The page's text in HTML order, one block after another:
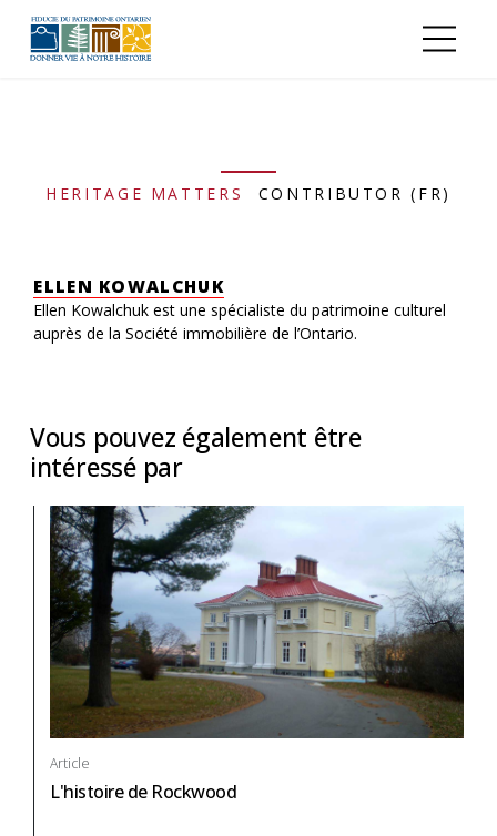
HERITAGE MATTERS CONTRIBUTOR (FR)
ELLEN KOWALCHUK
Ellen Kowalchuk est une spécialiste du patrimoine culturel
auprès de la Société immobilière de l’Ontario.
Vous pouvez également être
intéressé par
Article
L'histoire de Rockwood